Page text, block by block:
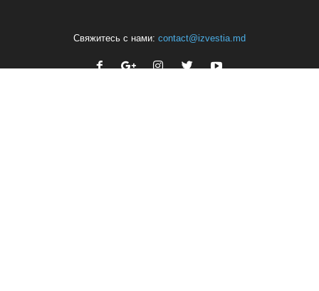
Свяжитесь с нами: contact@izvestia.md